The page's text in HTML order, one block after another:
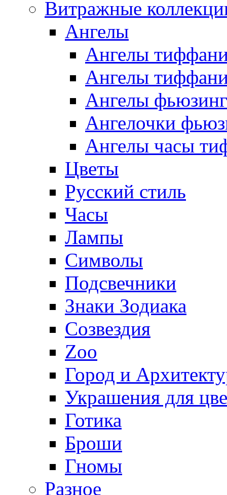
Витражные
Ангелы
Ангелы
Ангелы
Ангелы фьюзинг
Ангелочки
Ангелы часы
Цветы
Русский стиль
Часы
Лампы
Символы
Подсвечники
Знаки Зодиака
Созвездия
Zoo
Город и
Украшения для
Готика
Броши
Гномы
Разное